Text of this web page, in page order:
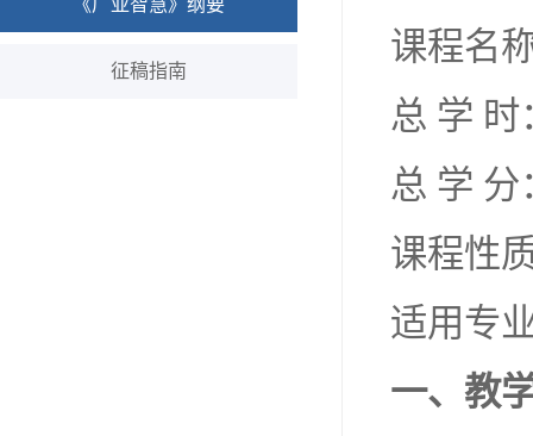
《广亚智慧》纲要
征稿指南
课程名
总 学 时
总 学 分
课程性
适用专
一、教